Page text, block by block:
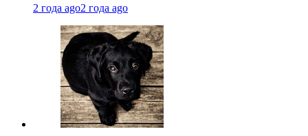
2 года ago2 года ago